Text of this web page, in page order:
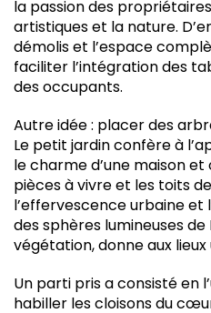
la passion des
artistiques et la nature.
démolis et l’espace
faciliter l’intégration des
des occupants.
Autre idée : placer des
Le petit jardin confère à
le charme d’une maison
pièces à vivre et les toits
l’effervescence urbaine et
des sphères lumineuses
végétation, donne aux
Un parti pris a consisté en
habiller les cloisons du